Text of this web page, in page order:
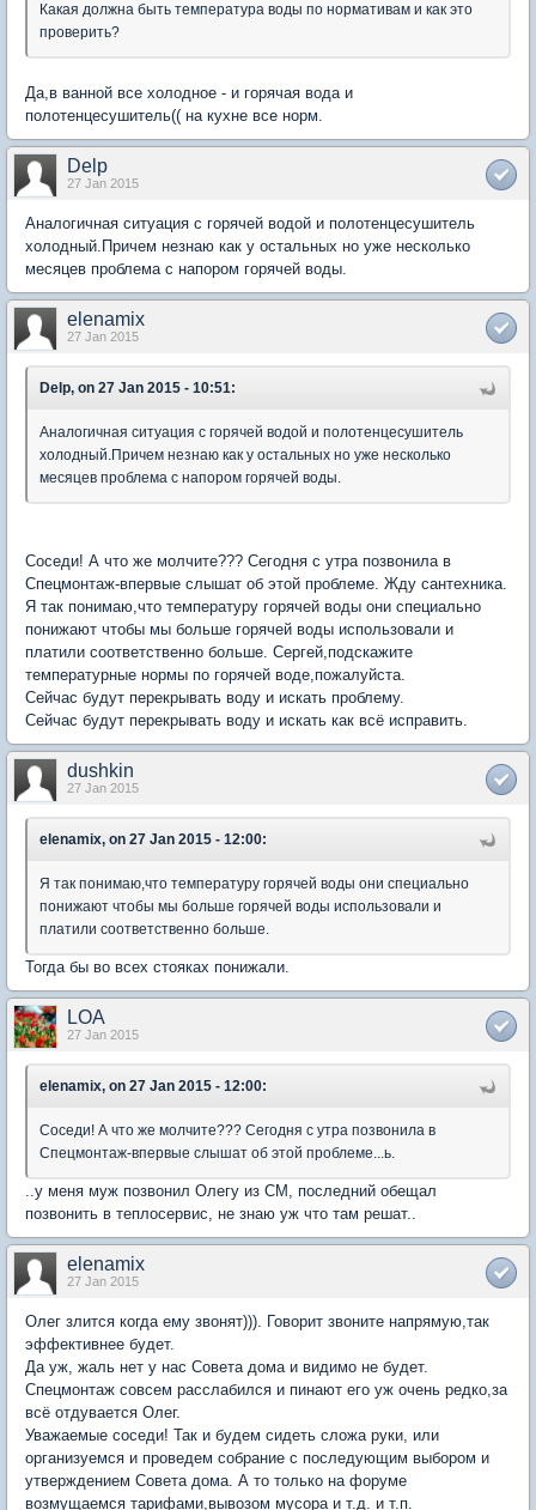
Какая должна быть температура воды по нормативам и как это
проверить?
Да,в ванной все холодное - и горячая вода и
полотенцесушитель(( на кухне все норм.
Delp
27 Jan 2015
Аналогичная ситуация с горячей водой и полотенцесушитель
холодный.Причем незнаю как у остальных но уже несколько
месяцев проблема с напором горячей воды.
elenamix
27 Jan 2015
Delp, on 27 Jan 2015 - 10:51:
Аналогичная ситуация с горячей водой и полотенцесушитель
холодный.Причем незнаю как у остальных но уже несколько
месяцев проблема с напором горячей воды.
Соседи! А что же молчите??? Сегодня с утра позвонила в
Спецмонтаж-впервые слышат об этой проблеме. Жду сантехника.
Я так понимаю,что температуру горячей воды они специально
понижают чтобы мы больше горячей воды использовали и
платили соответственно больше. Сергей,подскажите
температурные нормы по горячей воде,пожалуйста.
Сейчас будут перекрывать воду и искать проблему.
Сейчас будут перекрывать воду и искать как всё исправить.
dushkin
27 Jan 2015
elenamix, on 27 Jan 2015 - 12:00:
Я так понимаю,что температуру горячей воды они специально
понижают чтобы мы больше горячей воды использовали и
платили соответственно больше.
Тогда бы во всех стояках понижали.
LOA
27 Jan 2015
elenamix, on 27 Jan 2015 - 12:00:
Соседи! А что же молчите??? Сегодня с утра позвонила в
Спецмонтаж-впервые слышат об этой проблеме...ь.
..у меня муж позвонил Олегу из СМ, последний обещал
позвонить в теплосервис, не знаю уж что там решат..
elenamix
27 Jan 2015
Олег злится когда ему звонят))). Говорит звоните напрямую,так
эффективнее будет.
Да уж, жаль нет у нас Совета дома и видимо не будет.
Спецмонтаж совсем расслабился и пинают его уж очень редко,за
всё отдувается Олег.
Уважаемые соседи! Так и будем сидеть сложа руки, или
организуемся и проведем собрание с последующим выбором и
утверждением Совета дома. А то только на форуме
возмущаемся тарифами,вывозом мусора и т.д. и т.п.